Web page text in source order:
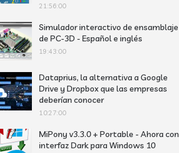
21:56:00
Simulador interactivo de ensamblaje
de PC-3D - Español e inglés
19:43:00
Dataprius, la alternativa a Google
Drive y Dropbox que las empresas
deberían conocer
10:27:00
MiPony v3.3.0 + Portable - Ahora con
interfaz Dark para Windows 10